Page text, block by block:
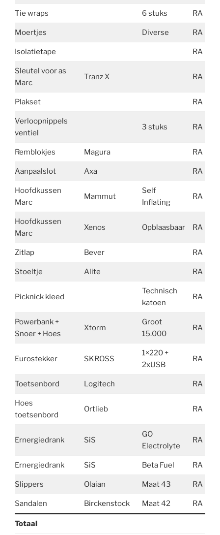
Tie wraps 6 stuks RA
Moertjes Diverse RA
Isolatietape RA
Sleutel voor as
Marc
Tranz X RA
Plakset RA
Verloopnippels
ventiel
3 stuks RA
Remblokjes Magura RA
Aanpaalslot Axa RA
Hoofdkussen
Marc
Mammut
Self
Inflating
RA
Hoofdkussen
Marc
Xenos Opblaasbaar RA
Zitlap Bever RA
Stoeltje Alite RA
Picknick kleed
Technisch
katoen
RA
Powerbank +
Snoer + Hoes
Xtorm
Groot
15.000
RA
Eurostekker SKROSS
1×220 +
2xUSB
RA
Toetsenbord Logitech RA
Hoes
toetsenbord
Ortlieb RA
Ernergiedrank SiS
GO
Electrolyte
RA
Ernergiedrank SiS Beta Fuel RA
Slippers Olaian Maat 43 RA
Sandalen Birckenstock Maat 42 RA
Totaal